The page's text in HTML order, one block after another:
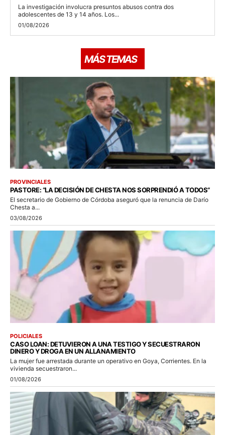
La investigación involucra presuntos abusos contra dos
adolescentes de 13 y 14 años. Los...
01/08/2026
MÁS TEMAS
PROVINCIALES
PASTORE: “LA DECISIÓN DE CHESTA NOS SORPRENDIÓ A TODOS”
El secretario de Gobierno de Córdoba aseguró que la renuncia de Darío
Chesta a...
03/08/2026
POLICIALES
CASO LOAN: DETUVIERON A UNA TESTIGO Y SECUESTRARON
DINERO Y DROGA EN UN ALLANAMIENTO
La mujer fue arrestada durante un operativo en Goya, Corrientes. En la
vivienda secuestraron...
01/08/2026